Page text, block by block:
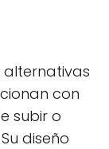
alternativas
con
subir o
diseño